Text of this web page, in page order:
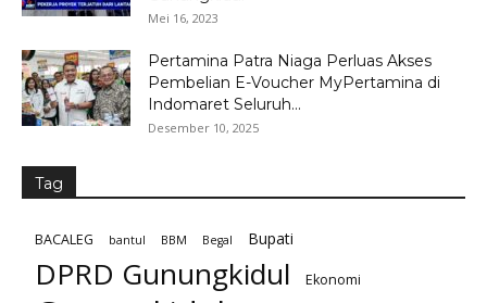
Mei 16, 2023
Pertamina Patra Niaga Perluas Akses
Pembelian E-Voucher MyPertamina di
Indomaret Seluruh...
Desember 10, 2025
Tag
BACALEG bantul BBM Begal Bupati
DPRD Gunungkidul Ekonomi